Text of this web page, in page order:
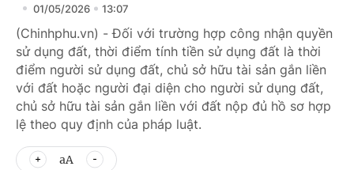
01/05/2026 13:07
(Chinhphu.vn) - Đối với trường hợp công nhận quyền
sử dụng đất, thời điểm tính tiền sử dụng đất là thời
điểm người sử dụng đất, chủ sở hữu tài sản gắn liền
với đất hoặc người đại diện cho người sử dụng đất,
chủ sở hữu tài sản gắn liền với đất nộp đủ hồ sơ hợp
lệ theo quy định của pháp luật.
aA